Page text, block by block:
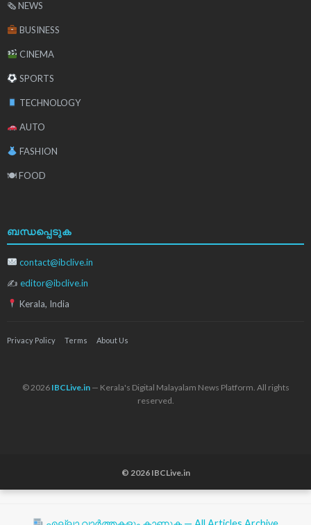
🗞 NEWS
BUSINESS
CINEMA
SPORTS
TECHNOLOGY
AUTO
FASHION
🍽 FOOD
ബന്ധപ്പെടുക
contact@ibclive.in
✍ editor@ibclive.in
Kerala, India
Privacy Policy Terms About Us
© 2026 IBCLive.in— Kerala's Digital Malayalam News Platform. All rights
reserved.
© 2026 IBCLive.in